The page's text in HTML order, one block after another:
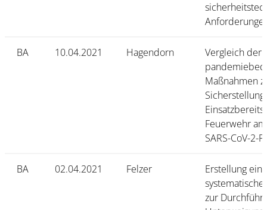
BA 10.04.2021 Hagendorn
Vergleich der
Maßnahmen
Feuerwehr
SARS-CoV-2-
BA 02.04.2021 Felzer
Erstellung
zur